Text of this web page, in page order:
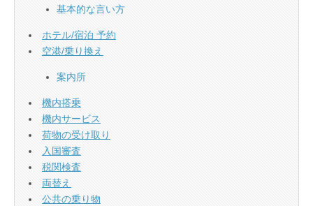
基本的な言い方
ホテル/宿泊 予約
空港/乗り換え
案内所
機内搭乗
機内サービス
荷物の受け取り
入国審査
税関検査
両替え
公共の乗り物